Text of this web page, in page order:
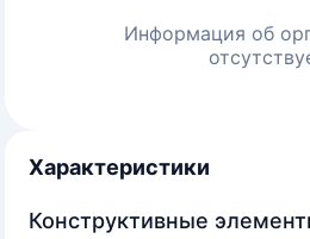
Информация об
Характеристики
Конструктивные